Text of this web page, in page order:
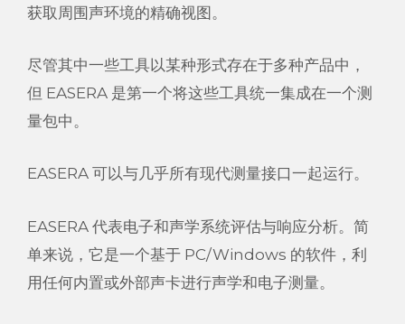
获取周围声环境的精确视图。
尽管其中一些工具以某种形式存在于多种产品中，
但 EASERA 是第一个将这些工具统一集成在一个测
量包中。
EASERA 可以与几乎所有现代测量接口一起运行。
EASERA 代表电子和声学系统评估与响应分析。简
单来说，它是一个基于 PC/Windows 的软件，利
用任何内置或外部声卡进行声学和电子测量。